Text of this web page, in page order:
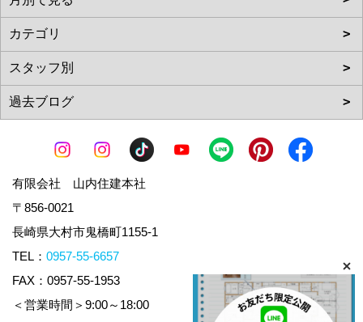
有限会社 山内住建本社
〒856-0021
長崎県大村市鬼橋町1155-1
TEL： 0957-55-6657
FAX：0957-55-1953
＜営業時間＞9:00～18:00